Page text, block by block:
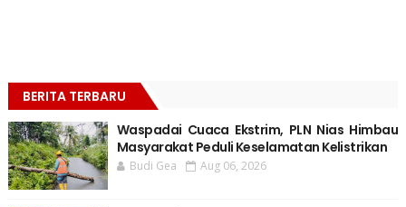
BERITA TERBARU
Waspadai Cuaca Ekstrim, PLN Nias Himbau
Masyarakat Peduli Keselamatan Kelistrikan
Budi Gea Aug 06, 2026